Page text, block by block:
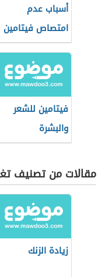
أسباب عدم
امتصاص فيتامين
د
فيتامين للشعر
والبشرة
مقالات من تصنيف
زيادة الزنك